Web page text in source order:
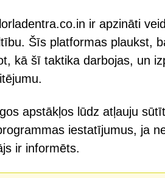
ir apzināti
Šīs platformas plaukst,
kā šī taktika darbojas, un
apstākļos lūdz atļauju
iestatījumus, ja
ir informēts.